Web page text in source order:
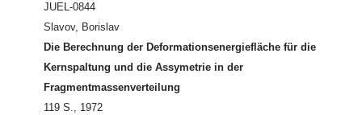
JUEL-0844
Slavov, Borislav
Die Berechnung der Deformationsenergiefläche für die
Kernspaltung und die Assymetrie in der
Fragmentmassenverteilung
119 S., 1972